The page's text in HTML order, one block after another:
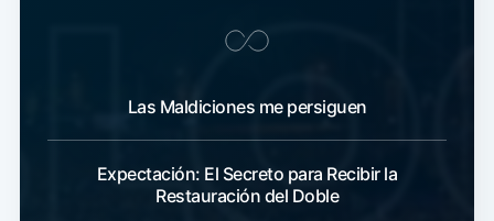
Las Maldiciones me persiguen
Expectación: El Secreto para Recibir la
Restauración del Doble